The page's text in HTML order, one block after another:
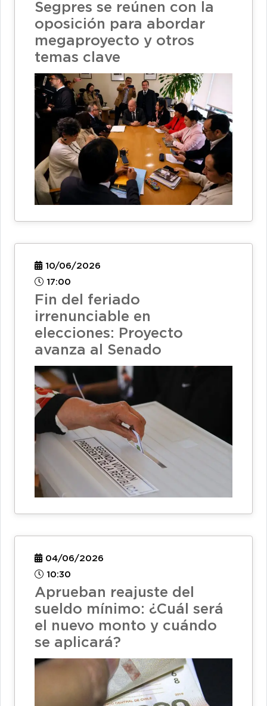
Segpres se reúnen con la
oposición para abordar
megaproyecto y otros
temas clave
10/06/2026
17:00
Fin del feriado
irrenunciable en
elecciones: Proyecto
avanza al Senado
04/06/2026
10:30
Aprueban reajuste del
sueldo mínimo: ¿Cuál será
el nuevo monto y cuándo
se aplicará?